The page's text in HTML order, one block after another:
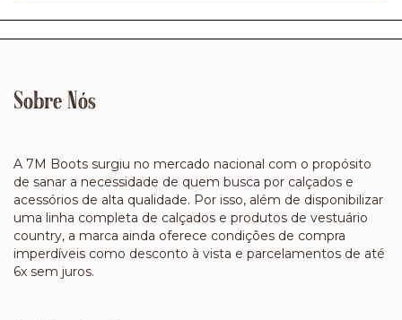
Sobre Nós
A 7M Boots surgiu no mercado nacional com o propósito
de sanar a necessidade de quem busca por calçados e
acessórios de alta qualidade. Por isso, além de disponibilizar
uma linha completa de calçados e produtos de vestuário
country, a marca ainda oferece condições de compra
imperdíveis como desconto à vista e parcelamentos de até
6x sem juros.